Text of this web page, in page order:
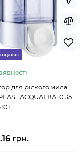
для рідкого мила
ACQUALBA, 0.35
грн.